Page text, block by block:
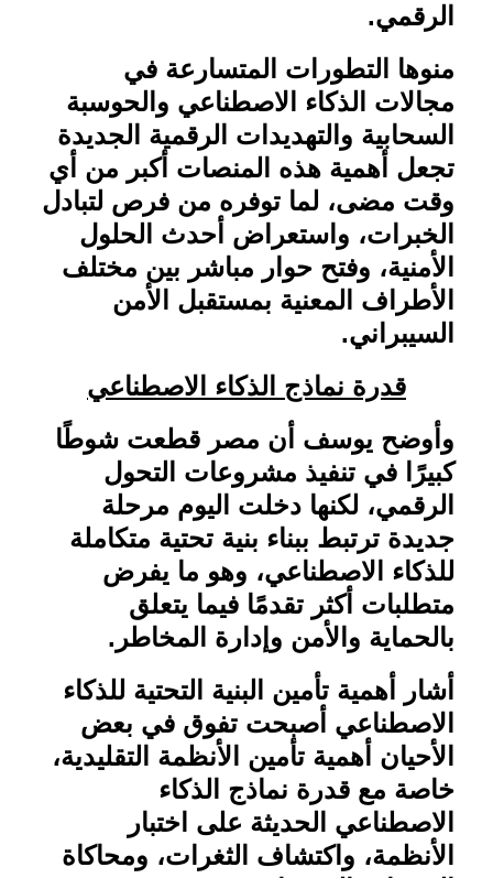
الرقمي.
منوها التطورات المتسارعة في
مجالات الذكاء الاصطناعي والحوسبة
السحابية والتهديدات الرقمية الجديدة
تجعل أهمية هذه المنصات أكبر من أي
وقت مضى، لما توفره من فرص لتبادل
الخبرات، واستعراض أحدث الحلول
الأمنية، وفتح حوار مباشر بين مختلف
الأطراف المعنية بمستقبل الأمن
السيبراني.
قدرة نماذج الذكاء الاصطناعي
وأوضح يوسف أن مصر قطعت شوطًا
كبيرًا في تنفيذ مشروعات التحول
الرقمي، لكنها دخلت اليوم مرحلة
جديدة ترتبط ببناء بنية تحتية متكاملة
للذكاء الاصطناعي، وهو ما يفرض
متطلبات أكثر تقدمًا فيما يتعلق
بالحماية والأمن وإدارة المخاطر .
أشار أهمية تأمين البنية التحتية للذكاء
الاصطناعي أصبحت تفوق في بعض
الأحيان أهمية تأمين الأنظمة التقليدية،
خاصة مع قدرة نماذج الذكاء
الاصطناعي الحديثة على اختبار
الأنظمة، واكتشاف الثغرات، ومحاكاة